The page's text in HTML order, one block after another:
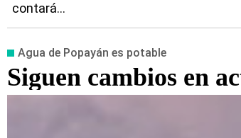
contará...
Agua de Popayán es potable
Siguen cambios en